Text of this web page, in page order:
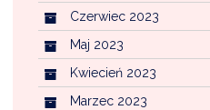
Czerwiec 2023
Maj 2023
Kwiecień 2023
Marzec 2023